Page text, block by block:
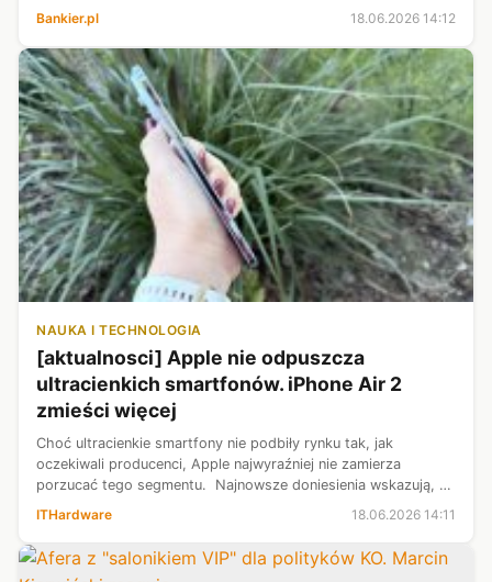
wnioskodawcy - uwzględnia oc...
Bankier.pl 18.06.2026 14:12
NAUKA I TECHNOLOGIA
[aktualnosci] Apple nie odpuszcza
ultracienkich smartfonów. iPhone Air 2
zmieści więcej
Choć ultracienkie smartfony nie podbiły rynku tak, jak
oczekiwali producenci, Apple najwyraźniej nie zamierza
porzucać tego segmentu. Najnowsze doniesienia wskazują, że
firma pracuje już nad iPhone'em Air 2, który ma zadebiutować
ITHardware 18.06.2026 14:11